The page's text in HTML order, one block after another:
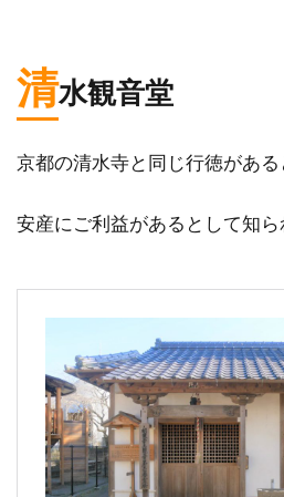
清水観音堂
京都の清水寺と同じ行徳がある
安産にご利益があるとして知ら